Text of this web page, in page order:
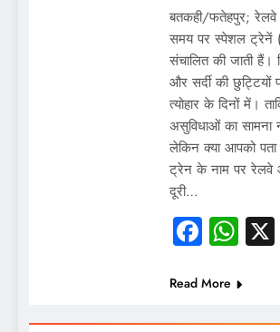
बतकही/फतेहपुर;
समय पर स्पेशल ट्रेनें
संचालित की जाती हैं।
और सर्दी की
त्योहार के दिनों में।
असुविधाओं का सामना
लेकिन क्या आपको
ट्रेन के नाम पर रेलवे
दूरी…
X
Read More